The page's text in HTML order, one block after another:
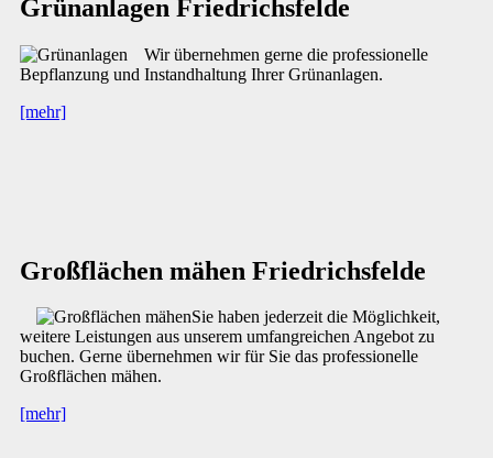
Grünanlagen Friedrichsfelde
Wir übernehmen gerne die professionelle
Bepflanzung und Instandhaltung Ihrer Grünanlagen.
[mehr]
Großflächen mähen Friedrichsfelde
Sie haben jederzeit die Möglichkeit,
weitere Leistungen aus unserem umfangreichen Angebot zu
buchen. Gerne übernehmen wir für Sie das professionelle
Großflächen mähen.
[mehr]